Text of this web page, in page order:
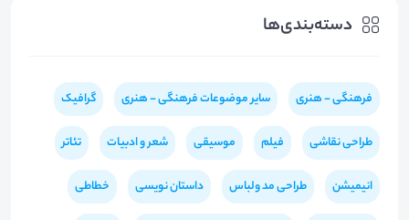
دسته‌بندی‌ها
فرهنگی - هنری سایر موضوعات فرهنگی - هنری گرافیک
طراحی نقاشی فیلم موسیقی شعر و ادبیات تئاتر
انیمیشن طراحی مد ولباس داستان نویسی خطاطی